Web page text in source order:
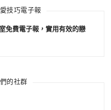
技巧電子報
免費電子報，實用有效的戀
的社群